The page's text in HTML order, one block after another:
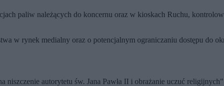
paliw należących do koncernu oraz w kioskach Ruchu,
w rynek medialny oraz o potencjalnym ograniczaniu dostępu do
autorytetu św. Jana Pawła II i obrażanie uczuć